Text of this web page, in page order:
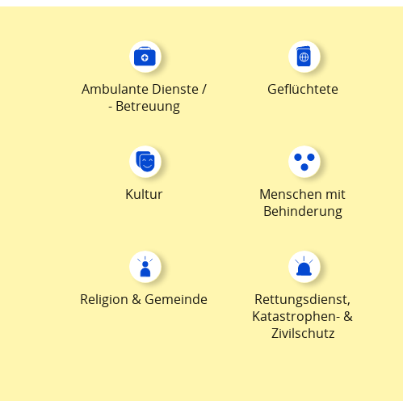
Ambulante Dienste /
- Betreuung
Geflüchtete
Kultur
Menschen mit
Behinderung
Religion & Gemeinde
Rettungsdienst,
Katastrophen- &
Zivilschutz